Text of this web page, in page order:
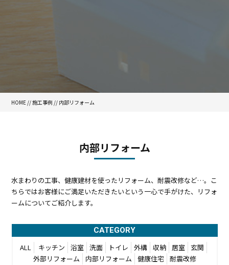
HOME //施工事例 // 内部リフォーム
内部リフォーム
水まわりの工事、健康建材を使ったリフォーム、耐震改修など…。 こ
ちらではお客様にご満足いただきたいという一心で手がけた、リフォ
ームについてご紹介します。
CATEGORY
ALL キッチン 浴室 洗面 トイレ 外構 収納 居室
玄関
外部リフォーム
内部リフォーム 健康住宅 耐震改修